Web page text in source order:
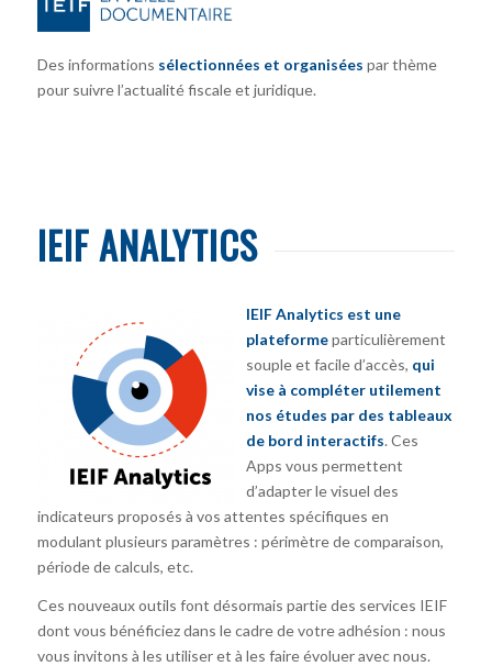
Des informations sélectionnées et organisées par thème
pour suivre l’actualité fiscale et juridique.
IEIF ANALYTICS
IEIF Analytics est une
plateformeparticulièrement
souple et facile d’accès, qui
vise à compléter utilement
nos études par des tableaux
de bord interactifs. Ces
Apps vous permettent
d’adapter le visuel des
indicateurs proposés à vos attentes spécifiques en
modulant plusieurs paramètres : périmètre de comparaison,
période de calculs, etc.
Ces nouveaux outils font désormais partie des services IEIF
dont vous bénéficiez dans le cadre de votre adhésion : nous
vous invitons à les utiliser et à les faire évoluer avec nous.